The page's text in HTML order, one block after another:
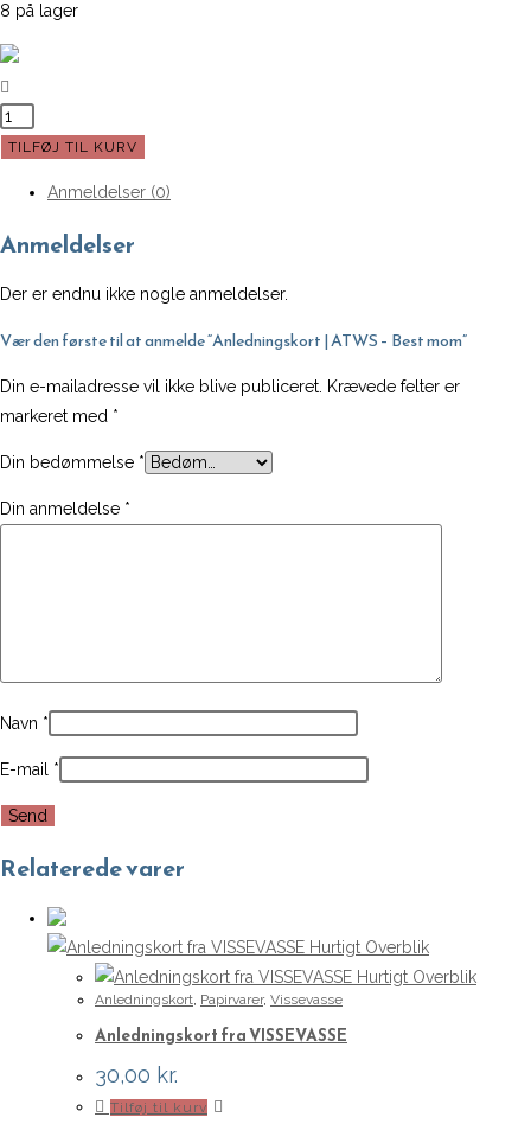
8 på lager
Anledningskort
Best
antal
TILFØJ TIL KURV
Anmeldelser (0)
Anmeldelser
Der er endnu ikke nogle anmeldelser.
Vær den første til at anmelde “Anledningskort | ATWS – Best mom”
Din e-mailadresse vil ikke blive publiceret. Krævede felter er
markeret med *
Din bedømmelse *
Din anmeldelse *
Navn *
E-mail *
Relaterede varer
Hurtigt Overblik
Hurtigt Overblik
Anledningskort, Papirvarer, Vissevasse
Anledningskort fra VISSEVASSE
30,00 kr.
Tilføj til kurv